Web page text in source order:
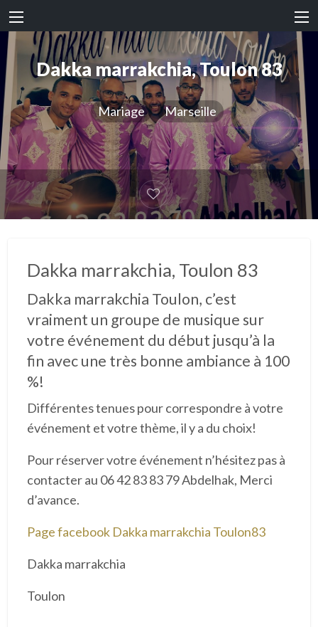
Dakka marrakchia, Toulon 83
Mariage Marseille
Dakka marrakchia, Toulon 83
Dakka marrakchia Toulon, c’est
vraiment un groupe de musique sur
votre événement du début jusqu’à la
fin avec une très bonne ambiance à 100
%!
Différentes tenues pour correspondre à votre
événement et votre thème, il y a du choix!
Pour réserver votre événement n’hésitez pas à
contacter au 06 42 83 83 79 Abdelhak, Merci
d’avance.
Page facebook Dakka marrakchia Toulon83
Dakka marrakchia
Toulon